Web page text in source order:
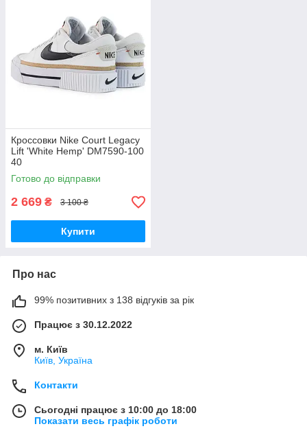
Кроссовки Nike Court Legacy
Lift 'White Hemp' DM7590-100
40
Готово до відправки
2 669 ₴ 3 100 ₴
Купити
Про нас
99% позитивних з 138 відгуків за рік
Працює з 30.12.2022
м. Київ
Київ, Україна
Контакти
Сьогодні працює з 10:00 до 18:00
Показати весь графік роботи